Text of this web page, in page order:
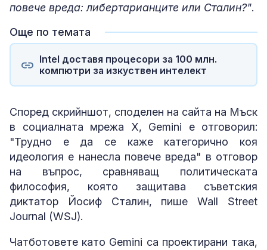
повече вреда: либертарианците или Сталин?".
Още по темата
Intel доставя процесори за 100 млн.
компютри за изкуствен интелект
Според скрийншот, споделен на сайта на Мъск
в социалната мрежа X, Gemini е отговорил:
"Трудно е да се каже категорично коя
идеология е нанесла повече вреда" в отговор
на въпрос, сравняващ политическата
философия, която защитава съветския
диктатор Йосиф Сталин, пише Wall Street
Journal (WSJ).
Чатботовете като Gemini са проектирани така,